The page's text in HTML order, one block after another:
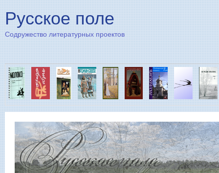
Русское поле
Содружество литературных проектов